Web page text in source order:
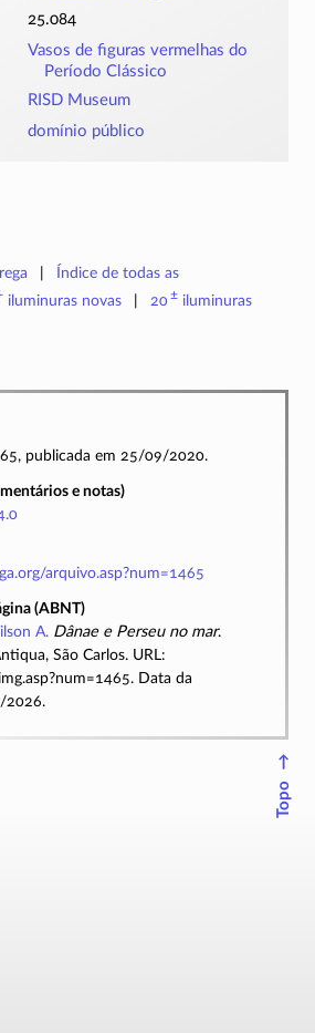
25.084
Vasos de figuras vermelhas do
Período Clássico
RISD Museum
domínio público
Índice de todas as
iluminuras novas 20±iluminuras
publicada em 25/09/2020.
e notas)
arquivo.asp?num=1465
(ABNT)
A. Dânae e Perseu no mar.
São Carlos. URL:
Data da
2026.
↑
Topo